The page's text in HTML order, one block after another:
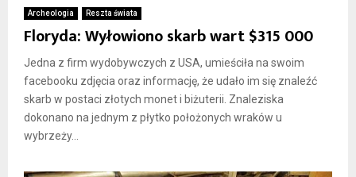
Archeologia Reszta świata
Floryda: Wyłowiono skarb wart $315 000
Jedna z firm wydobywczych z USA, umieściła na swoim
facebooku zdjęcia oraz informację, że udało im się znaleźć
skarb w postaci złotych monet i biżuterii. Znaleziska
dokonano na jednym z płytko położonych wraków u
wybrzeży...